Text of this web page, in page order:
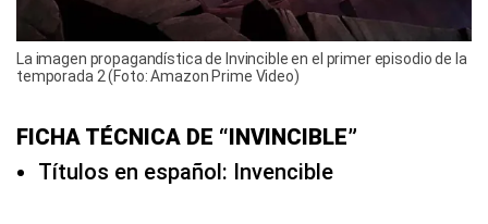
La imagen propagandística de Invincible en el primer episodio de la
temporada 2 (Foto: Amazon Prime Video)
FICHA TÉCNICA DE “INVINCIBLE”
Títulos en español: Invencible